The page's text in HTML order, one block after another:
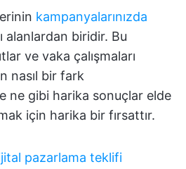
kampanyalarınızda
alanlardan biridir. Bu
ve vaka çalışmaları
nasıl bir fark
ne gibi harika sonuçlar elde
için harika bir fırsattır.
pazarlama teklifi